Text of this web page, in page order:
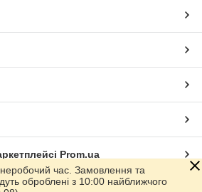
Prom.ua
неробочий час. Замовлення та
оброблені з 10:00 найближчого